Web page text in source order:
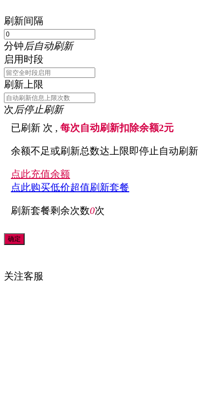
刷新间隔
分钟后自动刷新
启用时段
刷新上限
次 后停止刷新
已刷新 次 , 每次自动刷新扣除余额2元
余额不足或刷新总数达上限即停止自动刷新
点此充值余额
点此购买低价超值刷新套餐
刷新套餐剩余次数0次
关注客服